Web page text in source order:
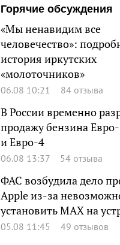
Горячие обсуждения
«Мы ненавидим все
человечество»:
история иркутских
«молоточников»
06.08 10:21 84 отзыва
В России временно
продажу бензина
и Евро-4
06.08 13:37 54 отзыва
ФАС возбудила дело
Apple из-за
установить MAX на
05.08 11:45 49 отзывов